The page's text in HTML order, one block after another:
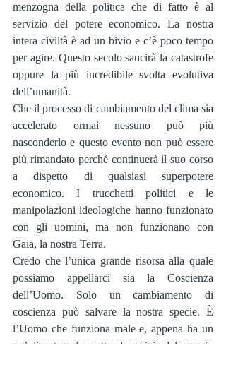
menzogna della politica che di fatto è al
servizio del potere economico. La nostra
intera civiltà è ad un bivio e c’è poco tempo
per agire. Questo secolo sancirà la catastrofe
oppure la più incredibile svolta evolutiva
dell’umanità.
Che il processo di cambiamento del clima sia
accelerato ormai nessuno può più
nasconderlo e questo evento non può essere
più rimandato perché continuerà il suo corso
a dispetto di qualsiasi superpotere
economico. I trucchetti politici e le
manipolazioni ideologiche hanno funzionato
con gli uomini, ma non funzionano con
Gaia, la nostra Terra.
Credo che l’unica grande risorsa alla quale
possiamo appellarci sia la Coscienza
dell’Uomo. Solo un cambiamento di
coscienza può salvare la nostra specie. È
l’Uomo che funziona male e, appena ha un
po’ di potere, lo mette al servizio del proprio